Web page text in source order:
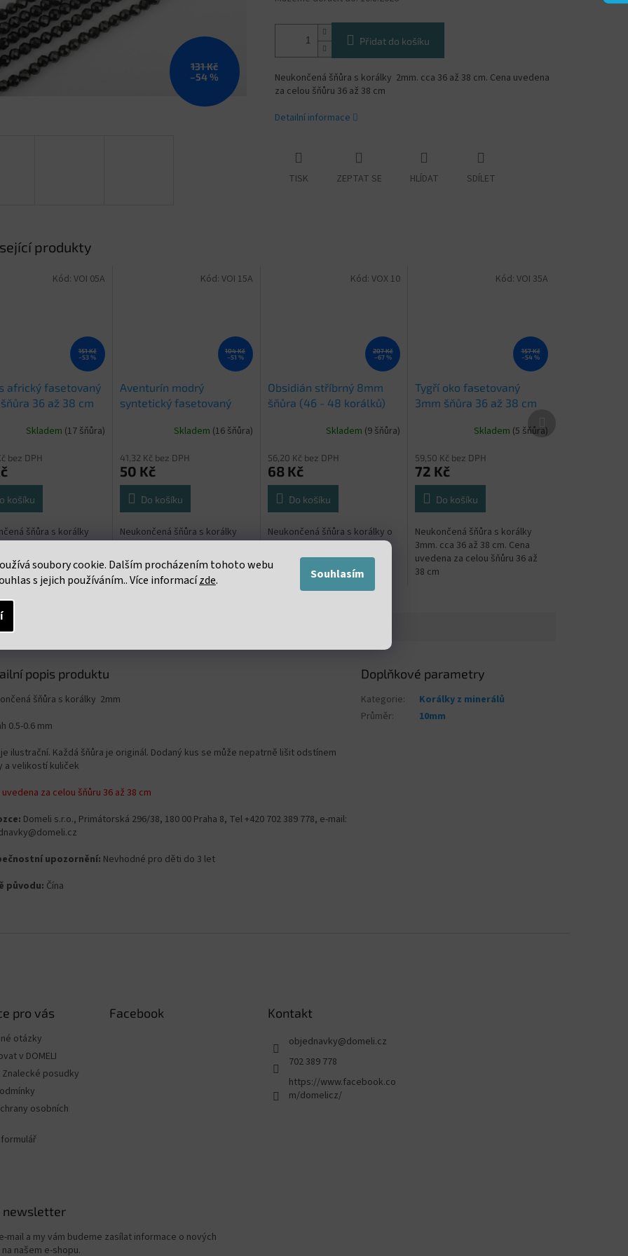
soubory cookie. Dalším procházením tohoto webu
s jejich používáním.. Více informacízde. Souhlasím
131 Kč
–54 %
Přidat do košíku
Neukončená šňůra s korálky 2mm. cca 36 až 38 cm. Cena uvedena
za celou šňůru 36 až 38 cm
Detailní informace
TISK ZEPTAT SE HLÍDAT SDÍLET
produkty
151 Kč
–53 %
africký fasetovaný
36 až 38 cm
Skladem (17 šňůra)
bez DPH
košíku
šňůra s korálky
36 až 38 cm. Cena
za celou šňůru 36 až
Kód: VOI 05A
104 Kč
–51 %
Aventurín modrý
syntetický fasetovaný
Skladem (16 šňůra)
41,32 Kč bez DPH
50 Kč
Do košíku
Neukončená šňůra s korálky
2mm. cca 36 až 38 cm. Cena
uvedena za celou šňůru 36 až
38 cm
Kód: VOI 15A
207 Kč
–67 %
Obsidián stříbrný 8mm
šňůra (46 - 48 korálků)
Skladem (9 šňůra)
56,20 Kč bez DPH
68 Kč
Do košíku
Neukončená šňůra s korálky o
průměru 8mm. cca 46 - 48
korálků na šňůře
Kód:VOX 10
157 Kč
–54 %
Tygří oko fasetovaný
3mm šňůra 36 až 38 cm
Skladem (5 šňůra)
59,50 Kč bez DPH
72 Kč
Do košíku
Neukončená šňůra s korálky
3mm. cca 36 až 38 cm. Cena
uvedena za celou šňůru 36 až
38 cm
Kód: VOI 35A
produkt
popis produktu
šňůra s korálky 2mm
0.5-0.6 mm
ilustrační. Každá šňůra je originál. Dodaný kus se může nepatrně lišit odstínem
a velikostí kuliček
uvedena za celou šňůru 36 až 38 cm
Domeli s.r.o., Primátorská 296/38, 180 00 Praha 8, Tel +420 702 389 778, e-mail:
upozornění: Nevhodné pro děti do 3 let
původu: Čína
Doplňkové parametry
Kategorie:
Korálky z minerálů
Průměr: 10mm
pro vás
otázky
v DOMELI
posudky
osobních
Facebook Kontakt
objednavky@domeli.cz
702 389 778
https://www.facebook.co
m/domelicz/
newsletter
mail a my vám budeme zasílat informace o nových
našem e-shopu.